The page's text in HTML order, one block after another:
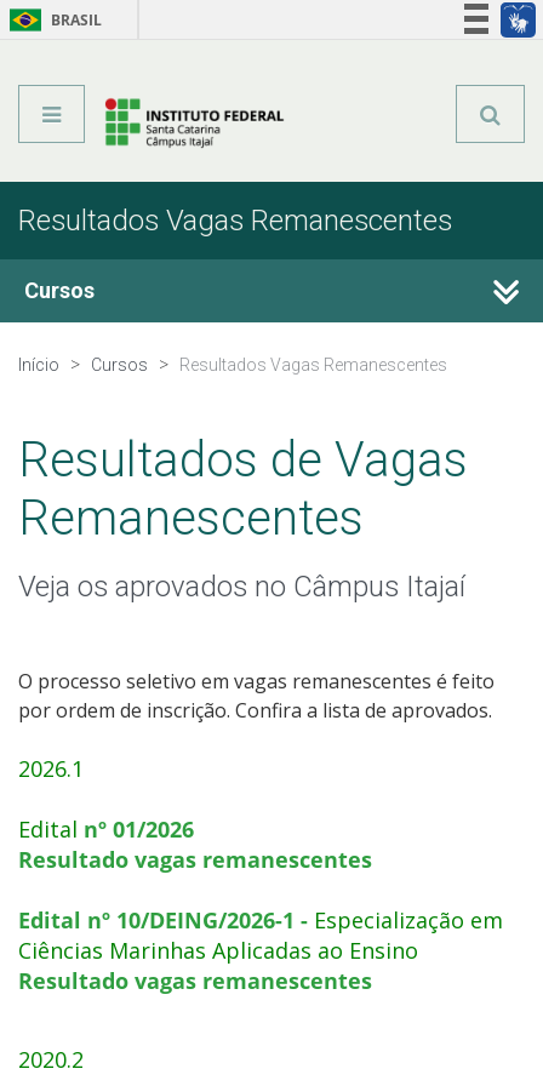
BRASIL
Resultados Vagas Remanescentes
Cursos
Técnicos Integrados
Qualificação Profissional e Idiomas
Especialização
Mestrado
Processo de Inscrição
Resultados
Resultados Vagas Remanescentes
Início Cursos Resultados Vagas Remanescentes
Resultados de Vagas
Remanescentes
Veja os aprovados no Câmpus Itajaí
O processo seletivo em vagas remanescentes é feito
por ordem de inscrição. Confira a lista de aprovados.
2026.1
Edital nº 01/2026
Resultado vagas remanescentes
Edital nº 10/DEING/2026-1 - Especialização em
Ciências Marinhas Aplicadas ao Ensino
Resultado vagas remanescentes
2020.2